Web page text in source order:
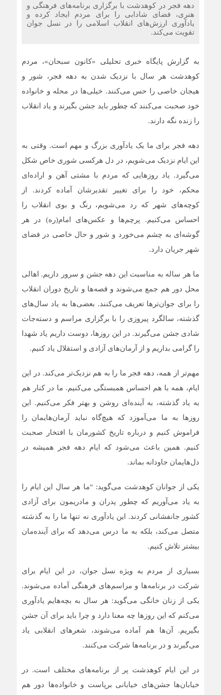
دهه فجر در کوهدشت با برگزاری برنامه‌های فرهنگی و
هنری، فضای شادابی را برای مردم ایجاد کرده و
یادآوری ارزش‌های انقلاب اسلامی را در نسل جوان
تقویت می‌کند.
به گزارش پایگاه خبری تحلیلی «کانون سبحان»، مردم
کوهدشت هر سال با نزدیک شدن به دهه فجر، شور و
هیجان خاصی را حس می‌کنند. خیلی‌ها در محله و خانواده
خود صحبت می‌کنند که چطور باید جشن بگیرند و یاد انقلاب
را زنده نگه دارند.
دهه فجر برای ما یک یادآوری بزرگ و مهم است. وقتی به
این ایام نزدیک می‌شویم، در دل هرکسی شوری خاص شکل
می‌گیرد. یاد روزهایی که مردم با مشتی آهن و اراده‌ای
محکم، خود را برای تغییر تقدیرشان آماده کردند. از
کوچه‌های شهر که رد می‌شویم، رنگ و بوی انقلاب را
احساس می‌کنیم. پرچم‌ها و عکس‌های امام(ره) در هر
گوشه‌ای به چشم می‌خورد و شور و حال خاصی در فضای
شهر جریان دارد.
ما هر ساله به مناسبت این دهه جشن و سرور داریم. اهالی
محل دور هم جمع می‌شوند و قصه‌ها و تاریخ دوران انقلاب
را برای جوان‌ترها تعریف می‌کنند. بعضی‌ها به یاد سال‌های
گذشته، سالگرد پیروزی را با برگزاری مراسم و دسته‌جات
شادی جشن می‌گیرند. در این روزها، دوست داریم یاد شهدا
را گرامی بداریم و از آرمان‌های آزادی و استقلال یاد کنیم.
مهم‌تر از همه، دهه فجر ما را به هم نزدیک‌تر می‌کند. در این
ایام، همه با هم احساس همبستگی می‌کنیم. ما در کنار هم
به یاد گذشته، به آینده‌ای روشن و بهتر فکر می‌کنیم. این
روزها به ما می‌آموزد که هیچ‌گاه نباید آرمان‌هایمان را
فراموش کنیم و درباره تاریخ کشورمان با افتخار صحبت
کنیم. همین باعث می‌شود که ایام دهه فجر همیشه در
دل‌هایمان جاودانه بماند.
یکی از جوانان کوهدشت می‌گوید: “ما هر سال این ایام را
به یاد می‌آوریم که چطور پدران و مادریمون برای آزادی
کشور جانفشانی کردند. این یادآوری نه تنها ما را به گذشته
متصل می‌کند، بلکه به ما درس می‌دهد که برای آینده‌مان
بیشتر تلاش کنیم.
بسیاری از مردم به ویژه نسل جوان، در این ایام برای
شرکت در برنامه‌ها و مراسم‌های فرهنگی آماده می‌شوند.
یکی از زنان خانگی می‌گوید: هر سال به بچه‌هایم یادآوری
می‌کنم که این روزها چه معنا دارد و چرا باید برای آن جشن
بگیریم. آن‌ها هم آماده می‌شوند، شعرهای انقلابی یاد
می‌گیرند و در برنامه‌ها شرکت می‌کنند.
در این ایام کوهدشت پر از برنامه‌های مختلف است. در
خیابان‌ها جشن‌های خیابانی برپاست و خانواده‌ها دور هم